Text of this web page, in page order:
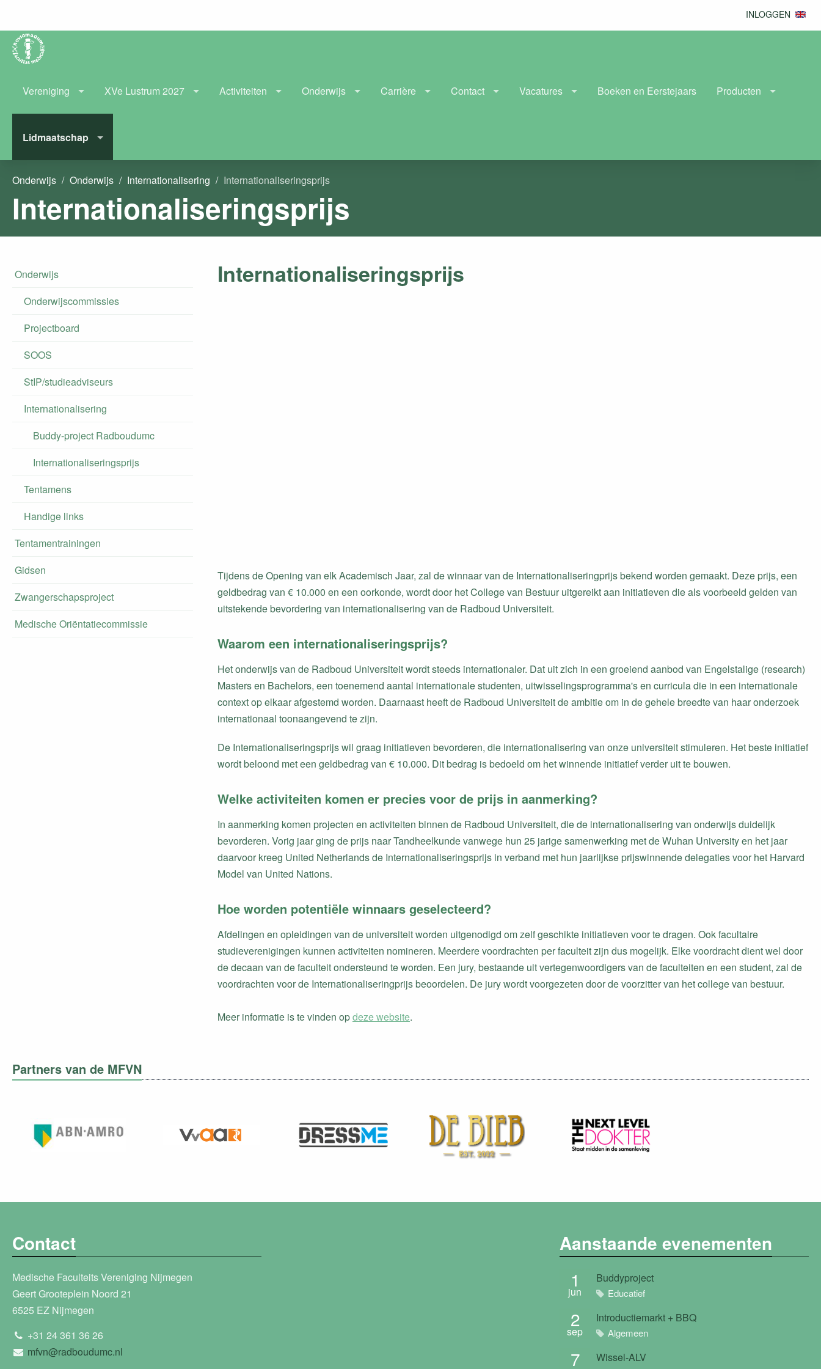
INLOGGEN
Vereniging XVe Lustrum 2027 Activiteiten Onderwijs Carrière Contact Vacatures Boeken en Eerstejaars Producten
Lidmaatschap
Onderwijs Onderwijs Internationalisering Internationaliseringsprijs
Internationaliseringsprijs
Onderwijs
Onderwijscommissies
Projectboard
SOOS
StIP/studieadviseurs
Internationalisering
Buddy-project Radboudumc
Internationaliseringsprijs
Tentamens
Handige links
Tentamentrainingen
Gidsen
Zwangerschapsproject
Medische Oriëntatiecommissie
Internationaliseringsprijs
Tijdens de Opening van elk Academisch Jaar, zal de winnaar van de Internationaliseringprijs bekend worden gemaakt. Deze prijs, een
geldbedrag van € 10.000 en een oorkonde, wordt door het College van Bestuur uitgereikt aan initiatieven die als voorbeeld gelden van
uitstekende bevordering van internationalisering van de Radboud Universiteit.
Waarom een internationaliseringsprijs?
Het onderwijs van de Radboud Universiteit wordt steeds internationaler. Dat uit zich in een groeiend aanbod van Engelstalige (research)
Masters en Bachelors, een toenemend aantal internationale studenten, uitwisselingsprogramma's en curricula die in een internationale
context op elkaar afgestemd worden. Daarnaast heeft de Radboud Universiteit de ambitie om in de gehele breedte van haar onderzoek
internationaal toonaangevend te zijn.
De Internationaliseringsprijs wil graag initiatieven bevorderen, die internationalisering van onze universiteit stimuleren. Het beste initiatief
wordt beloond met een geldbedrag van € 10.000. Dit bedrag is bedoeld om het winnende initiatief verder uit te bouwen.
Welke activiteiten komen er precies voor de prijs in aanmerking?
In aanmerking komen projecten en activiteiten binnen de Radboud Universiteit, die de internationalisering van onderwijs duidelijk
bevorderen. Vorig jaar ging de prijs naar Tandheelkunde vanwege hun 25 jarige samenwerking met de Wuhan University en het jaar
daarvoor kreeg United Netherlands de Internationaliseringsprijs in verband met hun jaarlijkse prijswinnende delegaties voor het Harvard
Model van United Nations.
Hoe worden potentiële winnaars geselecteerd?
Afdelingen en opleidingen van de universiteit worden uitgenodigd om zelf geschikte initiatieven voor te dragen. Ook facultaire
studieverenigingen kunnen activiteiten nomineren. Meerdere voordrachten per faculteit zijn dus mogelijk. Elke voordracht dient wel door
de decaan van de faculteit ondersteund te worden. Een jury, bestaande uit vertegenwoordigers van de faculteiten en een student, zal de
voordrachten voor de Internationaliseringprijs beoordelen. De jury wordt voorgezeten door de voorzitter van het college van bestuur.
Meer informatie is te vinden opdeze website.
Partners van de MFVN
Contact
Medische Faculteits Vereniging Nijmegen
Geert Grooteplein Noord 21
6525 EZ Nijmegen
+31 24 361 36 26
mfvn@radboudumc.nl
Aanstaande evenementen
1
jun
Buddyproject
Educatief
2
sep
Introductiemarkt + BBQ
Algemeen
7 Wissel-ALV